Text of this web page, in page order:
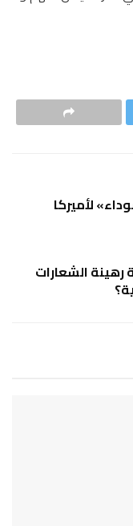
لأميركا
رهينة الشعارات